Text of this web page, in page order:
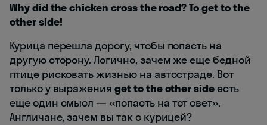
Why did the chicken cross the road? To get to the
other side!
Курица перешла дорогу, чтобы попасть на
другую сторону. Логично, зачем же еще бедной
птице рисковать жизнью на автостраде. Вот
только у выраженияget to the other sideесть
еще один смысл — «попасть на тот свет».
Англичане, зачем вы так с курицей?